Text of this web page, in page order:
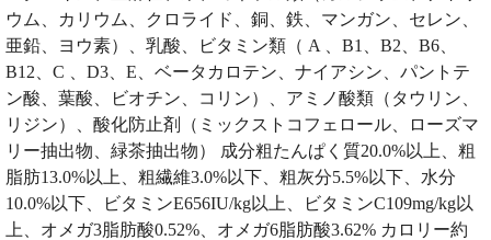
ウム、カリウム、クロライド、銅、鉄、マンガン、セレン、
亜鉛、ヨウ素）、乳酸、ビタミン類（ A 、B1、B2、B6、
B12、C 、D3、E、ベータカロテン、ナイアシン、パントテ
ン酸、葉酸、ビオチン、コリン）、アミノ酸類（タウリン、
リジン）、酸化防止剤（ミックストコフェロール、ローズマ
リー抽出物、緑茶抽出物） 成分粗たんぱく質20.0%以上、粗
脂肪13.0%以上、粗繊維3.0%以下、粗灰分5.5%以下、水分
10.0%以下、ビタミンE656IU/kg以上、ビタミンC109mg/kg以
上、オメガ3脂肪酸0.52%、オメガ6脂肪酸3.62% カロリー約